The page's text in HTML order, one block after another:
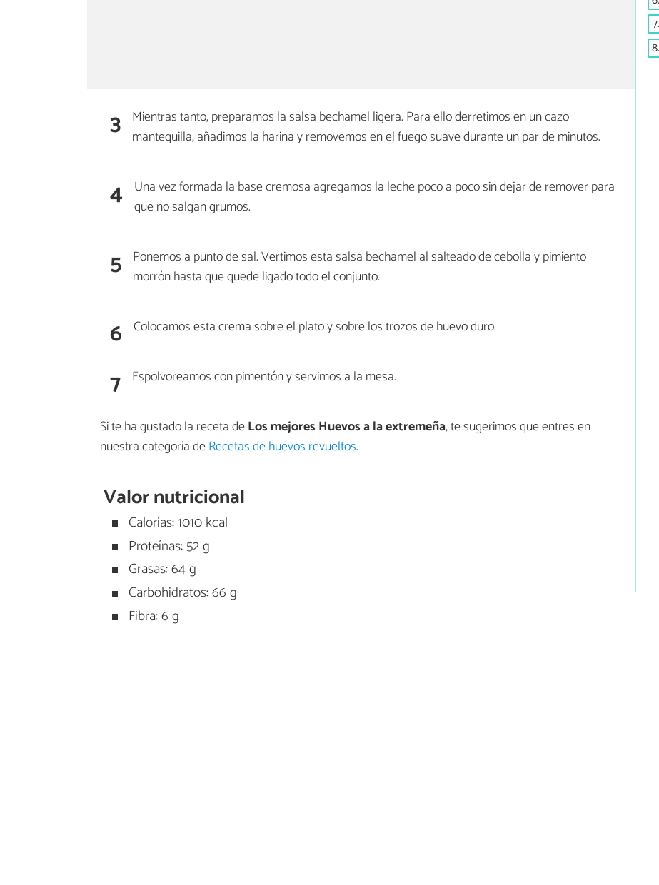
3 Mientras tanto, preparamos la salsa bechamel ligera. Para ello derretimos en un cazo
mantequilla, añadimos la harina y removemos en el fuego suave durante un par de minutos.
4 Una vez formada la base cremosa agregamos la leche poco a poco sin dejar de remover para
que no salgan grumos.
5 Ponemos a punto de sal. Vertimos esta salsa bechamel al salteado de cebolla y pimiento
morrón hasta que quede ligado todo el conjunto.
6 Colocamos esta crema sobre el plato y sobre los trozos de huevo duro.
7 Espolvoreamos con pimentón y servimos a la mesa.
Si te ha gustado la receta deLos mejores Huevos a la extremeña, te sugerimos que entres en
nuestra categoría deRecetas de huevos revueltos.
Valor nutricional
Calorías: 1010 kcal
Proteínas: 52 g
Grasas: 64 g
Carbohidratos: 66 g
Fibra: 6 g
7.
8.